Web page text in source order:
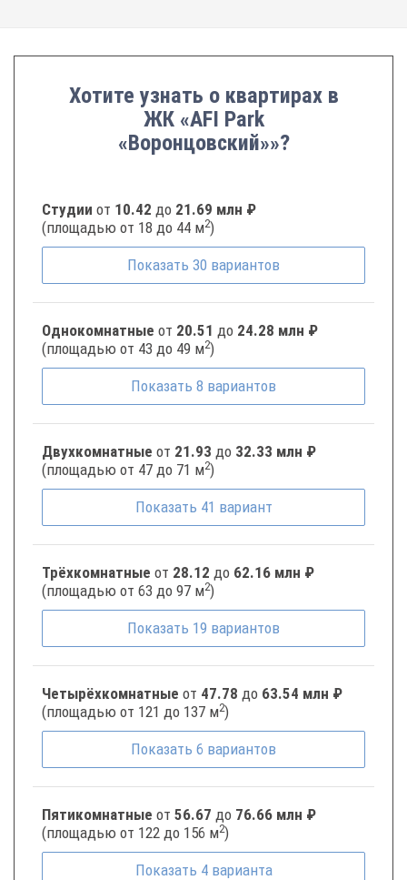
Хотите узнать о квартирах в
ЖК «AFI Park
«Воронцовский»»?
Студии от 10.42 до 21.69 млн ₽
(площадью от 18 до 44 м2)
Показать 30 вариантов
Однокомнатные от 20.51 до 24.28 млн ₽
(площадью от 43 до 49 м2)
Показать 8 вариантов
Двухкомнатные от 21.93 до 32.33 млн ₽
(площадью от 47 до 71 м2)
Показать 41 вариант
Трёхкомнатные от 28.12 до 62.16 млн ₽
(площадью от 63 до 97 м2)
Показать 19 вариантов
Четырёхкомнатные от 47.78 до 63.54 млн ₽
(площадью от 121 до 137 м2)
Показать 6 вариантов
Пятикомнатные от 56.67 до 76.66 млн ₽
(площадью от 122 до 156 м2)
Показать 4 варианта